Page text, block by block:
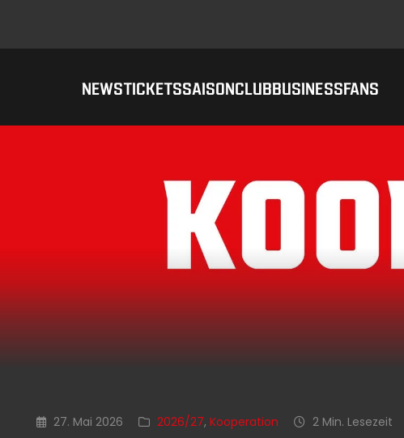
NEWSTICKETSSAISONCLUBBUSINESSFANS
27. Mai 2026 2026/27, Kooperation 2 Min. Lesezeit